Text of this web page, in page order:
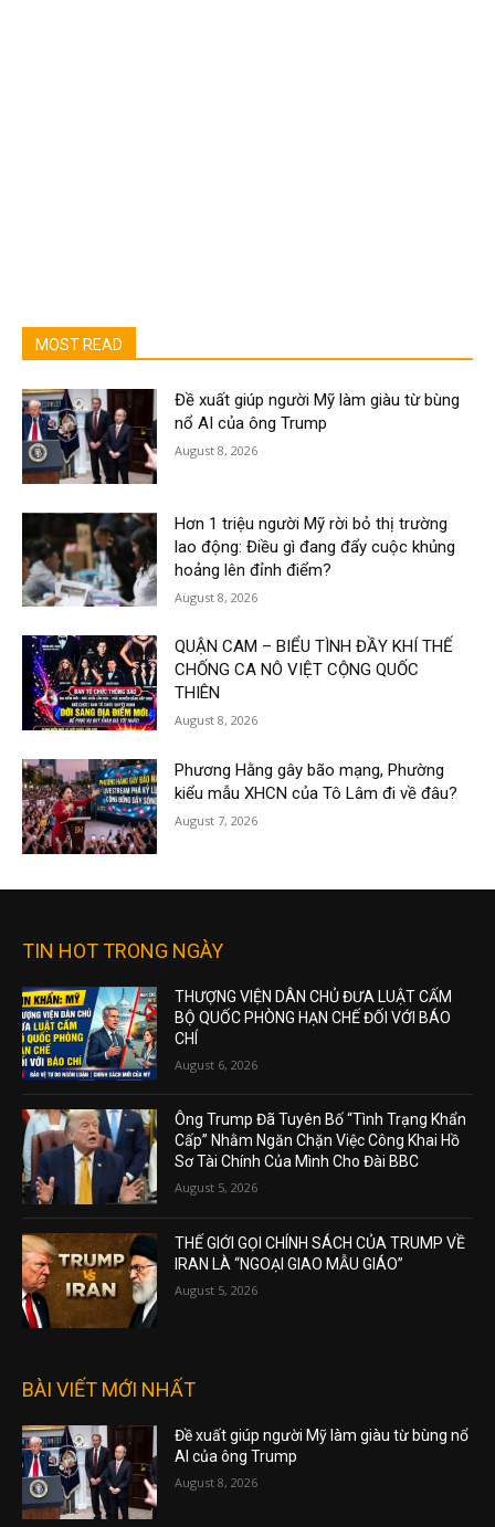
MOST READ
Đề xuất giúp người Mỹ làm giàu từ bùng
nổ AI của ông Trump
August 8, 2026
Hơn 1 triệu người Mỹ rời bỏ thị trường
lao động: Điều gì đang đẩy cuộc khủng
hoảng lên đỉnh điểm?
August 8, 2026
QUẬN CAM – BIỂU TÌNH ĐẦY KHÍ THẾ
CHỐNG CA NÔ VIỆT CỘNG QUỐC
THIÊN
August 8, 2026
Phương Hằng gây bão mạng, Phường
kiểu mẫu XHCN của Tô Lâm đi về đâu?
August 7, 2026
TIN HOT TRONG NGÀY
THƯỢNG VIỆN DÂN CHỦ ĐƯA LUẬT CẤM
BỘ QUỐC PHÒNG HẠN CHẾ ĐỐI VỚI BÁO
CHÍ
August 6, 2026
Ông Trump Đã Tuyên Bố “Tình Trạng Khẩn
Cấp” Nhằm Ngăn Chặn Việc Công Khai Hồ
Sơ Tài Chính Của Mình Cho Đài BBC
August 5, 2026
THẾ GIỚI GỌI CHÍNH SÁCH CỦA TRUMP VỀ
IRAN LÀ “NGOẠI GIAO MẪU GIÁO”
August 5, 2026
BÀI VIẾT MỚI NHẤT
Đề xuất giúp người Mỹ làm giàu từ bùng nổ
AI của ông Trump
August 8, 2026